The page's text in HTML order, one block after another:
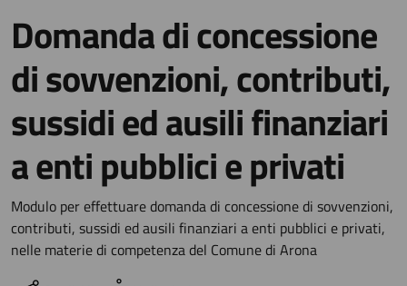
Domanda di concessione
di sovvenzioni, contributi,
sussidi ed ausili finanziari
a enti pubblici e privati
Dettagli del documento
Modulo per effettuare domanda di concessione di sovvenzioni,
contributi, sussidi ed ausili finanziari a enti pubblici e privati,
nelle materie di competenza del Comune di Arona